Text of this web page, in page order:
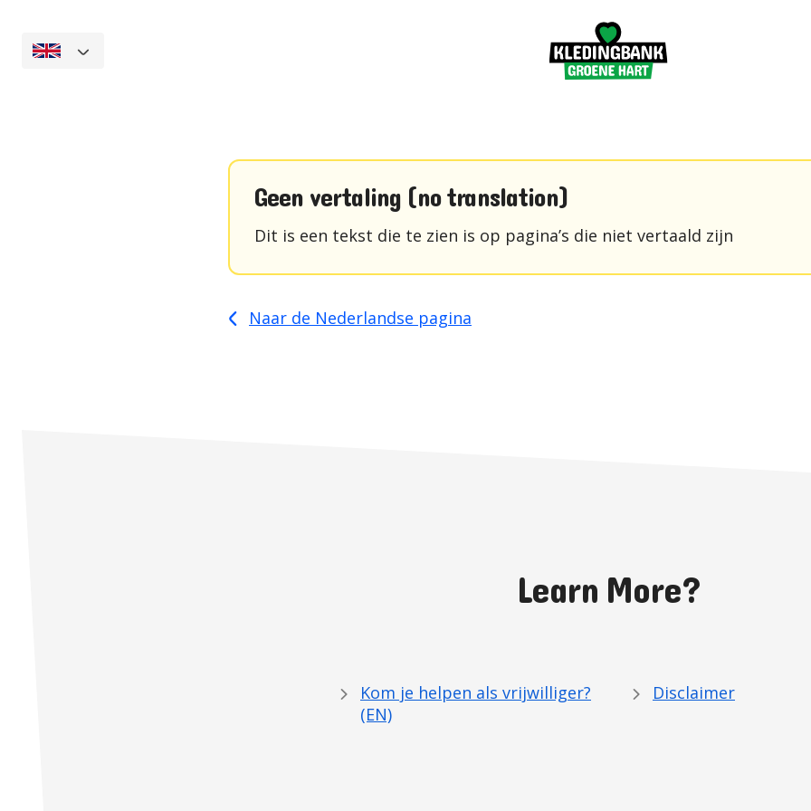
Geen vertaling (no translation)
Dit is een tekst die te zien is op pagina’s die niet vertaald zijn
Naar de Nederlandse pagina
Learn More?
Kom je helpen als vrijwilliger?
(EN)
Disclaimer